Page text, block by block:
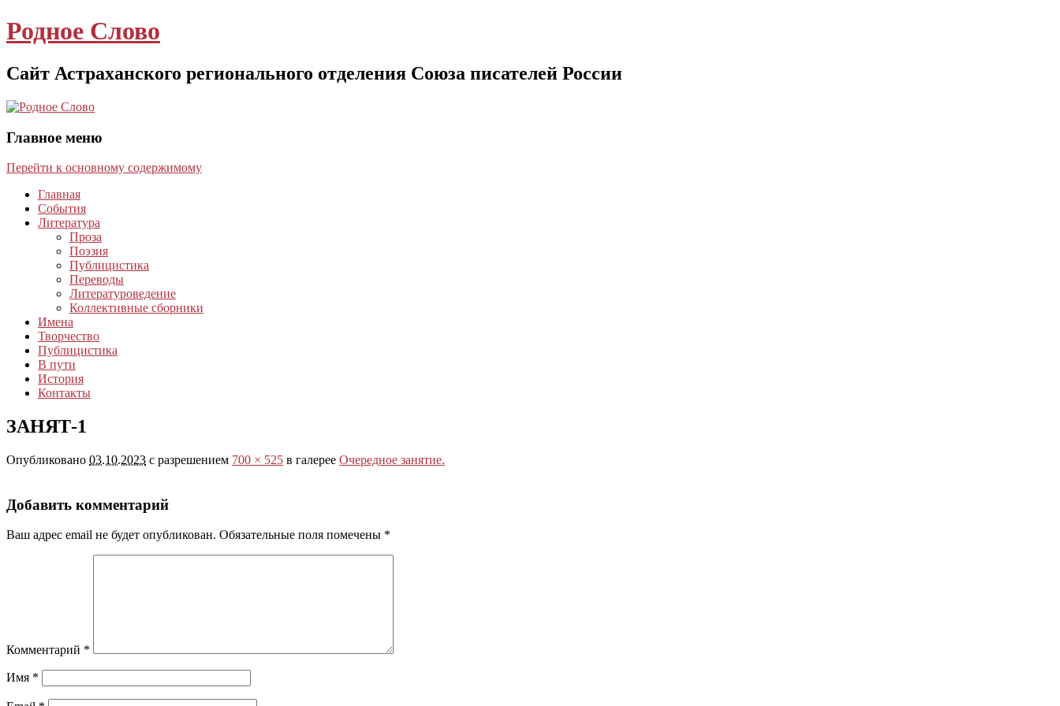
Родное Слово
Сайт Астраханского регионального отделения Союза писателей России
Главное меню
Перейти к основному содержимому
Главная
События
Литература
Проза
Поэзия
Публицистика
Переводы
Литературоведение
Коллективные сборники
Имена
Творчество
Публицистика
В пути
История
Контакты
ЗАНЯТ-1
Опубликовано 03.10.2023 с разрешением 700 × 525 в галерее Очередное занятие.
Добавить комментарий
Ваш адрес email не будет опубликован. Обязательные поля помечены *
Комментарий *
Имя *